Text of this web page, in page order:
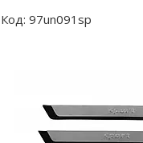
97un091sp